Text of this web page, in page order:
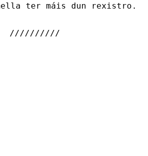
ter máis dun rexistro.